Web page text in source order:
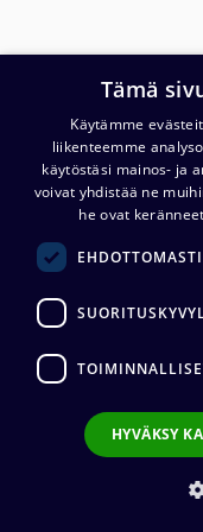
Contrik
IN - 3x
205,41€
Lisää
Lisää toivelistalle
Tämä
Käytämme
liikenteemme
käytöstäsi mainos- ja
voivat yhdistää ne
he ovat
HYVÄKSY